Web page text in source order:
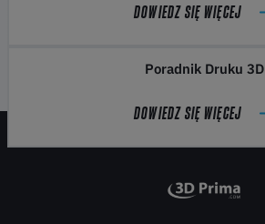
DOWIEDZ SIĘ WIĘCEJ
Poradnik Druku 3D
DOWIEDZ SIĘ WIĘCEJ